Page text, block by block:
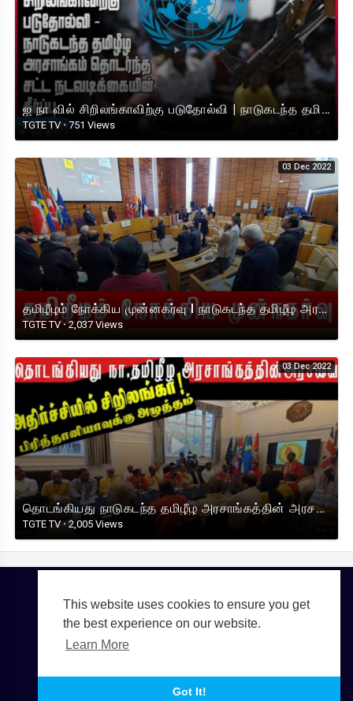
This website uses cookies to ensure you get
the best experience on our website.
Learn More
Got It!
ஐ நா வில் சிறிலங்காவிற்கு படுதோல்வி | நாடுகடந்த தமிழீழ அரசாங்கம் தொடர்ந்த சட்ட நடவடிக்கையின்தீர்ப்பு
TGTE TV · 751 Views
03 Dec 2022
தமிழீழம் நோக்கிய முன்னகர்வு I நாடுகடந்த தமிழீழ அரசாங்கம் I TGTE
TGTE TV·2,037 Views
03 Dec 2022
தொடங்கியது நாடுகடந்த தமிழீழ அரசாங்கத்தின் அரசவை I பிரித்தானியாவுக்கு சிறிலங்கா அழுத்தம் I TGTE
TGTE TV ·2,005 Views
Copyright © 2026 TGTE TV. All rights reserved.
Terms of use Privacy Policy